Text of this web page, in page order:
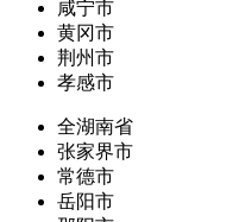
咸宁市
黄冈市
荆州市
孝感市
全湖南省
张家界市
常德市
岳阳市